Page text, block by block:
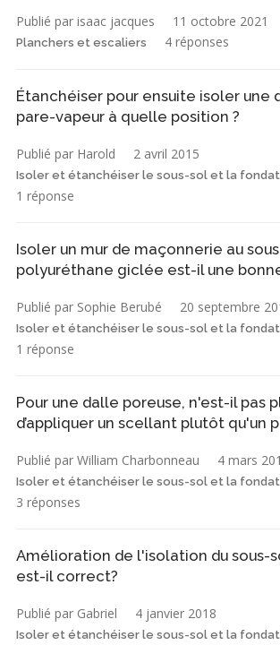
Publié par isaac jacques 11 octobre 2021
Planchers et escaliers 4 réponses
Étanchéiser pour ensuite isoler une
pare-vapeur à quelle position ?
Publié par Harold 2 avril 2015
Isoler et étanchéiser le sous-sol et la
1 réponse
Isoler un mur de maçonnerie au
polyuréthane giclée est-il une
Publié par Sophie Berubé 20 septembre
Isoler et étanchéiser le sous-sol et la
1 réponse
Pour une dalle poreuse, n'est-il pas
d’appliquer un scellant plutôt qu'un
Publié par William Charbonneau 4 mars
Isoler et étanchéiser le sous-sol et la
3 réponses
Amélioration de l'isolation du sous-
est-il correct?
Publié par Gabriel 4 janvier 2018
Isoler et étanchéiser le sous-sol et la